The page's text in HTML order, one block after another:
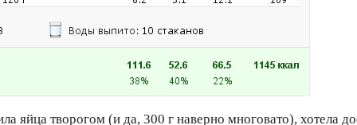
яйца творогом (и да, 300 г наверно многовато), хотела